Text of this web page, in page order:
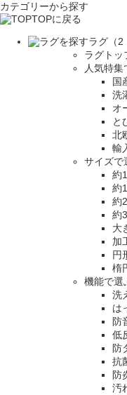
カテゴリーから探す
TOPに戻る
ラグ（2
ラグトッ
人気特集
国
洗
オ
と
北
輸
サイズで
約
約
約
約
大
加
円
楕
機能で選
洗
は
防
低
防
抗
防
汚